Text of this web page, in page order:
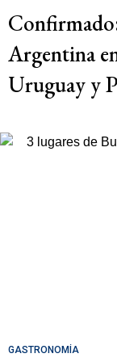
Argentina
Uruguay y
GASTRONOMÍA